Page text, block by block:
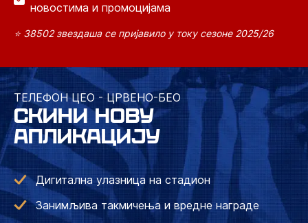
новостима и промоцијама
⭐ 38502 звездаша се пријавило у току сезоне 2025/26
ТЕЛЕФОН ЦЕО - ЦРВЕНО-БЕО
СКИНИ НОВУ
АПЛИКАЦИЈУ
Дигитална улазница на стадион
Занимљива такмичења и вредне награде